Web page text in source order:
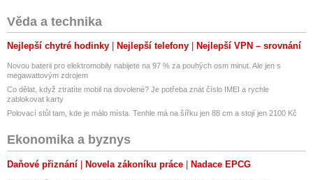
Věda a technika
Nejlepší chytré hodinky Nejlepší telefony Nejlepší VPN – srovnání
Novou baterii pro elektromobily nabijete na 97 % za pouhých osm minut. Ale jen s
megawattovým zdrojem
Co dělat, když ztratíte mobil na dovolené? Je potřeba znát číslo IMEI a rychle
zablokovat karty
Polovací stůl tam, kde je málo místa. Tenhle má na šířku jen 88 cm a stojí jen 2100 Kč
Ekonomika a byznys
Daňové přiznání Novela zákoníku práce Nadace EPCG